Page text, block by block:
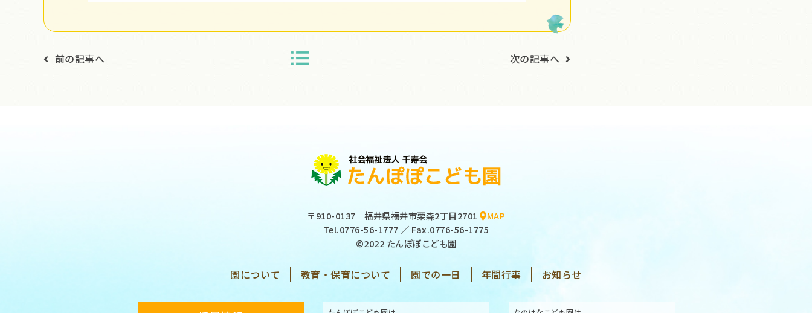
前の記事へ 次の記事へ
〒910-0137 福井県福井市栗森2丁目2701
MAP
Tel.0776-56-1777 ／ Fax.0776-56-1775
©2022 たんぽぽこども園
園について 教育・保育について 園での一日 年間行事 お知らせ